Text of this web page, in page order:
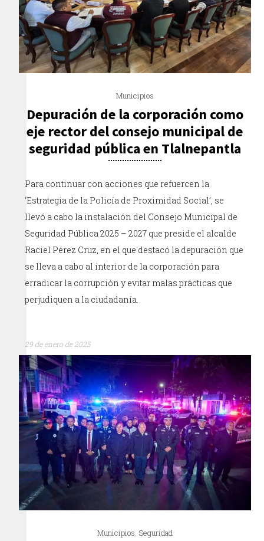
Municipios
Depuración de la corporación como
eje rector del consejo municipal de
seguridad pública en Tlalnepantla
Para continuar con acciones que refuercen la
‘Estrategia de la Policía de Proximidad Social’, se
llevó a cabo la instalación del Consejo Municipal de
Seguridad Pública 2025 – 2027 que preside el alcalde
Raciel Pérez Cruz, en el que destacó la depuración que
se lleva a cabo al interior de la corporación para
erradicar la corrupción y evitar malas prácticas que
perjudiquen a la ciudadanía.
29 de enero de 2025
Municipios Seguridad